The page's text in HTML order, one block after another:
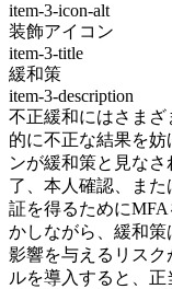
item-3-icon-alt
装飾アイコン
item-3-title
緩和策
item-3-description
不正緩和にはさま
的に不正な結果を
ンが緩和策と見な
了、本人確認、ま
証を得るために
かしながら、緩和
影響を与えるリス
ルを導入すると、